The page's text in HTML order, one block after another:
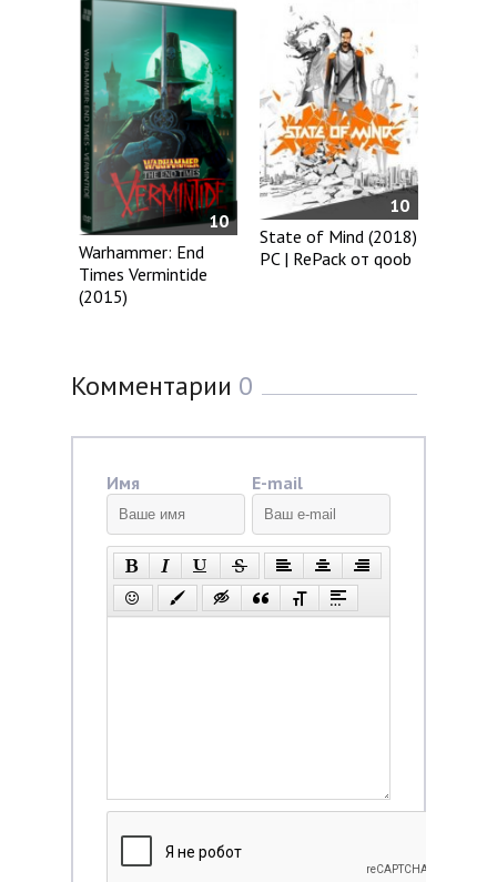
10
Warhammer: End
Times Vermintide
(2015)
10
State of Mind (2018)
PC | RePack от qoob
Комментарии 0
Имя E-mail